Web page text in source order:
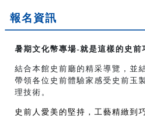
報名資訊
暑期文化幣專場-就是這樣的史前
結合本館史前廳的精采導覽，並
帶領各位史前體驗家感受史前玉
理技術。
史前人愛美的堅持，工藝精緻到